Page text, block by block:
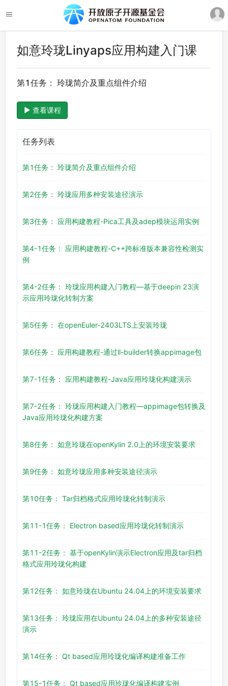
如意玲珑Linyaps应用构建入门课
第1任务： 玲珑简介及重点组件介绍
查看课程
任务列表
第1任务： 玲珑简介及重点组件介绍
第2任务： 玲珑应用多种安装途径演示
第3任务： 应用构建教程-Pica工具及adep模块运用实例
第4-1任务： 应用构建教程-C++跨标准版本兼容性检测实
例
第4-2任务： 玲珑应用构建入门教程—基于deepin 23演
示应用玲珑化转制方案
第5任务： 在openEuler-2403LTS上安装玲珑
第6任务： 应用构建教程-通过ll-builder转换appimage包
第7-1任务： 应用构建教程-Java应用玲珑化构建演示
第7-2任务： 玲珑应用构建入门教程—appimage包转换及
Java应用玲珑化构建方案
第8任务： 如意玲珑在openKylin 2.0上的环境安装要求
第9任务： 如意玲珑应用多种安装途径演示
第10任务： Tar归档格式应用玲珑化转制演示
第11-1任务： Electron based应用玲珑化转制演示
第11-2任务： 基于openKylin演示Electron应用及tar归档
格式应用玲珑化构建
第12任务： 如意玲珑在Ubuntu 24.04上的环境安装要求
第13任务： 玲珑应用在Ubuntu 24.04上的多种安装途径
演示
第14任务： Qt based应用玲珑化编译构建准备工作
第15-1任务： Qt based应用玲珑化编译构建实例